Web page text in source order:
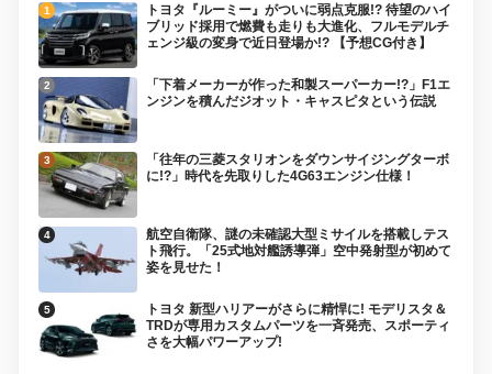
トヨタ『ルーミー』がついに弱点克服!? 待望のハイ
ブリッド採用で燃費も走りも大進化、フルモデルチ
ェンジ級の変身で近日登場か!? 【予想CG付き】
「下着メーカーが作った和製スーパーカー!?」F1エ
ンジンを積んだジオット・キャスピタという伝説
「往年の三菱スタリオンをダウンサイジングターボ
に!?」時代を先取りした4G63エンジン仕様！
航空自衛隊、謎の未確認大型ミサイルを搭載しテス
ト飛行。「25式地対艦誘導弾」空中発射型が初めて
姿を見せた！
トヨタ 新型ハリアーがさらに精悍に! モデリスタ＆
TRDが専用カスタムパーツを一斉発売、スポーティ
さを大幅パワーアップ!